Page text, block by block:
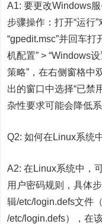
A1: 要更改Windows
步骤操作：打开“运行
“gpedit.msc”并回车
机配置” > “Windows设
策略”，在右侧窗格中
出的窗口中选择“已禁
杂性要求可能会降低
Q2: 如何在Linux系统
A2: 在Linux系统中，
用户密码规则，具体
辑/etc/login.defs文件
/etc/login.defs），在